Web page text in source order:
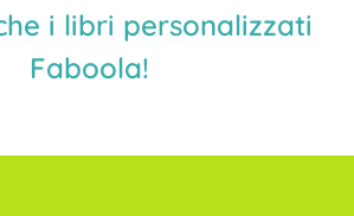
i libri personalizzati
Faboola!